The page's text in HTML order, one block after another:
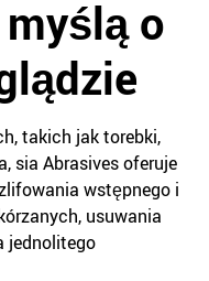
o
takich jak torebki,
sia Abrasives oferuje
wstępnego i
usuwania
jednolitego